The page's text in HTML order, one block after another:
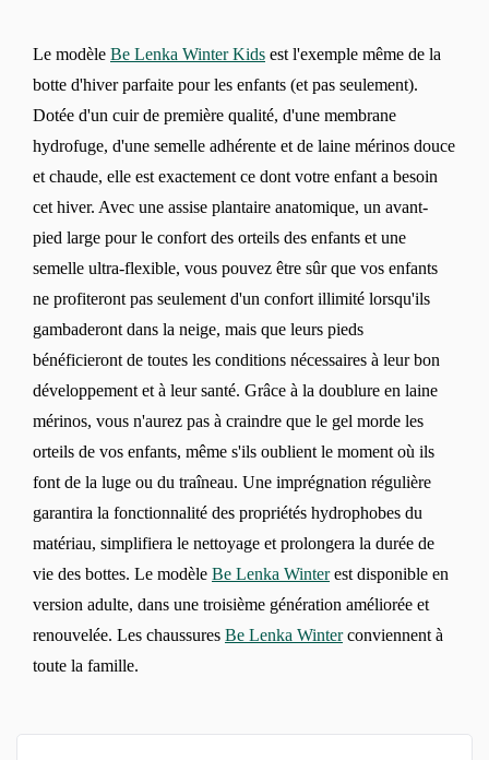
Le modèle Be Lenka Winter Kids est l'exemple même de la
botte d'hiver parfaite pour les enfants (et pas seulement).
Dotée d'un cuir de première qualité, d'une membrane
hydrofuge, d'une semelle adhérente et de laine mérinos douce
et chaude, elle est exactement ce dont votre enfant a besoin
cet hiver. Avec une assise plantaire anatomique, un avant-
pied large pour le confort des orteils des enfants et une
semelle ultra-flexible, vous pouvez être sûr que vos enfants
ne profiteront pas seulement d'un confort illimité lorsqu'ils
gambaderont dans la neige, mais que leurs pieds
bénéficieront de toutes les conditions nécessaires à leur bon
développement et à leur santé. Grâce à la doublure en laine
mérinos, vous n'aurez pas à craindre que le gel morde les
orteils de vos enfants, même s'ils oublient le moment où ils
font de la luge ou du traîneau. Une imprégnation régulière
garantira la fonctionnalité des propriétés hydrophobes du
matériau, simplifiera le nettoyage et prolongera la durée de
vie des bottes. Le modèle Be Lenka Winterest disponible en
version adulte, dans une troisième génération améliorée et
renouvelée. Les chaussures Be Lenka Winterconviennent à
toute la famille.